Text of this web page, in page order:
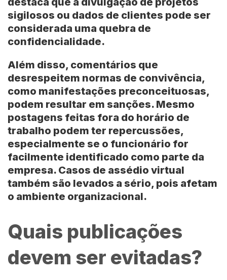
sigilosos ou dados de clientes pode ser
considerada uma quebra de
confidencialidade.
Além disso, comentários que
desrespeitem normas de convivência,
como manifestações preconceituosas,
podem resultar em sanções. Mesmo
postagens feitas fora do horário de
trabalho podem ter repercussões,
especialmente se o funcionário for
facilmente identificado como parte da
empresa. Casos de assédio virtual
também são levados a sério, pois afetam
o ambiente organizacional.
Quais publicações
devem ser evitadas?